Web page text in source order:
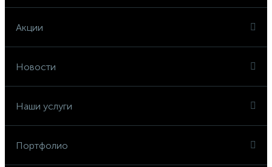
Акции
Новости
Наши услуги
Портфолио